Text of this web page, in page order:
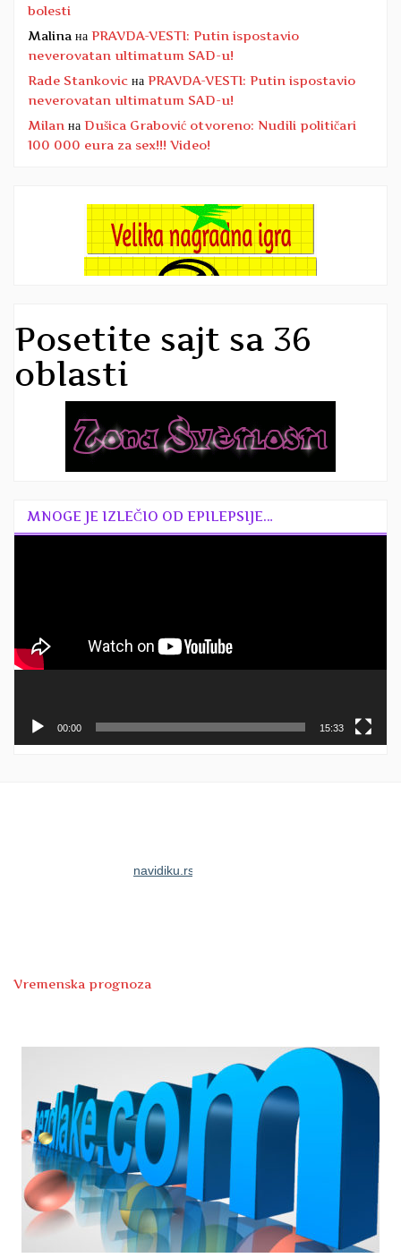
bolesti
Malina на PRAVDA-VESTI: Putin ispostavio
neverovatan ultimatum SAD-u!
Rade Stankovic на PRAVDA-VESTI: Putin ispostavio
neverovatan ultimatum SAD-u!
Milan на Dušica Grabović otvoreno: Nudili političari
100 000 eura za sex!!! Video!
Posetite sajt sa 36
oblasti
MNOGE JE IZLEČIO OD EPILEPSIJE…
00:00 15:33
Vremenska prognoza